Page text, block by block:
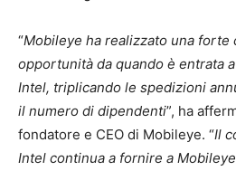
“Mobileye ha realizzato una forte
opportunità da quando è entrata
Intel, triplicando le spedizioni
il numero di dipendenti”, ha
fondatore e CEO di Mobileye. “Il
Intel continua a fornire a